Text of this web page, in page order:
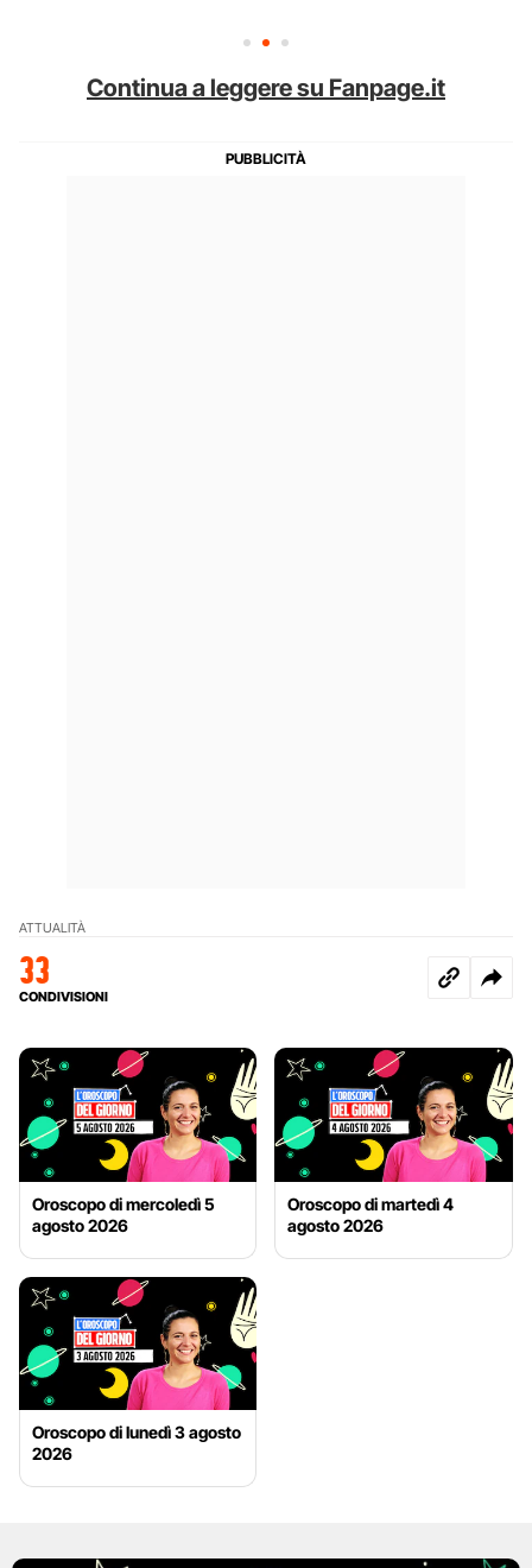
Continua a leggere su Fanpage.it
ATTUALITÀ
33
CONDIVISIONI
Oroscopo di mercoledì 5
agosto 2026
Oroscopo di martedì 4
agosto 2026
Oroscopo di lunedì 3 agosto
2026